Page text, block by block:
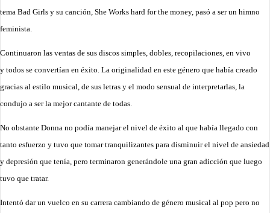
tema Bad Girls y su canción, She Works hard for the money, pasó a ser un himno
feminista.
Continuaron las ventas de sus discos simples, dobles, recopilaciones, en vivo
y todos se convertían en éxito. La originalidad en este género que había creado
gracias al estilo musical, de sus letras y el modo sensual de interpretarlas, la
condujo a ser la mejor cantante de todas.
No obstante Donna no podía manejar el nivel de éxito al que había llegado con
tanto esfuerzo y tuvo que tomar tranquilizantes para disminuir el nivel de ansiedad
y depresión que tenía, pero terminaron generándole una gran adicción que luego
tuvo que tratar.
Intentó dar un vuelco en su carrera cambiando de género musical al pop pero no